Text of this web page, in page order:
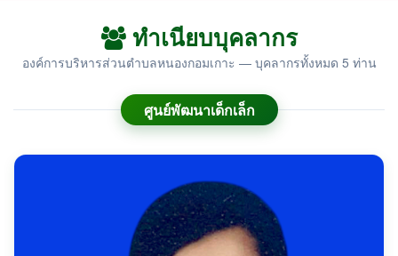
ทำเนียบบุคลากร
องค์การบริหารส่วนตำบลหนองกอมเกาะ — บุคลากรทั้งหมด 5 ท่าน
ศูนย์พัฒนาเด็กเล็ก